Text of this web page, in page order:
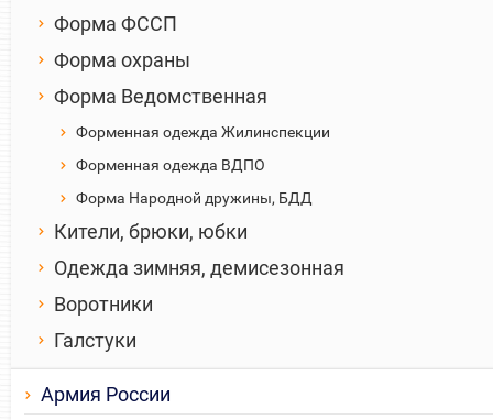
Форма ФССП
Форма охраны
Форма Ведомственная
Форменная одежда Жилинспекции
Форменная одежда ВДПО
Форма Народной дружины, БДД
Кители, брюки, юбки
Одежда зимняя, демисезонная
Воротники
Галстуки
Армия России